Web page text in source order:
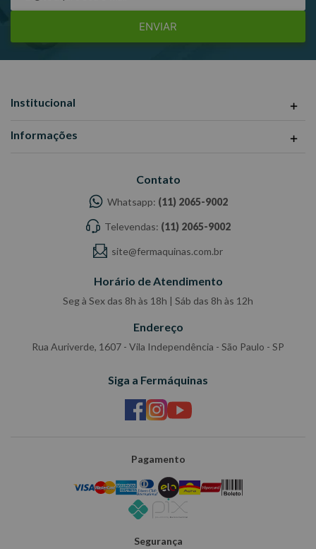
ENVIAR
Institucional
Informações
Contato
Whatsapp: (11) 2065-9002
Televendas: (11) 2065-9002
site@fermaquinas.com.br
Horário de Atendimento
Seg à Sex das 8h às 18h | Sáb das 8h às 12h
Endereço
Rua Auriverde, 1607 - Vila Independência - São Paulo - SP
Siga a Fermáquinas
Pagamento
Segurança